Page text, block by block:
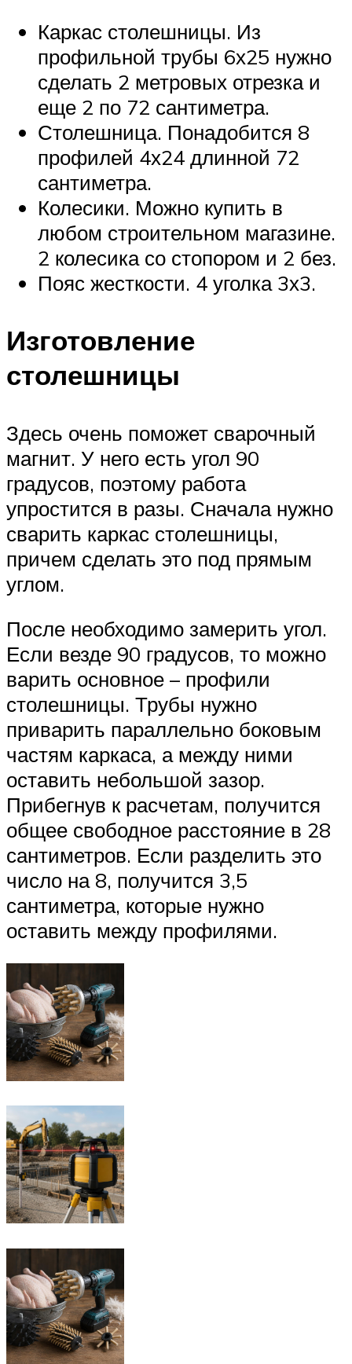
Каркас столешницы. Из
профильной трубы 6х25 нужно
сделать 2 метровых отрезка и
еще 2 по 72 сантиметра.
Столешница. Понадобится 8
профилей 4х24 длинной 72
сантиметра.
Колесики. Можно купить в
любом строительном магазине.
2 колесика со стопором и 2 без.
Пояс жесткости. 4 уголка 3х3.
Изготовление
столешницы
Здесь очень поможет сварочный
магнит. У него есть угол 90
градусов, поэтому работа
упростится в разы. Сначала нужно
сварить каркас столешницы,
причем сделать это под прямым
углом.
После необходимо замерить угол.
Если везде 90 градусов, то можно
варить основное – профили
столешницы. Трубы нужно
приварить параллельно боковым
частям каркаса, а между ними
оставить небольшой зазор.
Прибегнув к расчетам, получится
общее свободное расстояние в 28
сантиметров. Если разделить это
число на 8, получится 3,5
сантиметра, которые нужно
оставить между профилями.